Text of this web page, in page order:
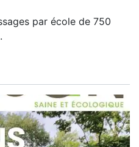
par école de 750